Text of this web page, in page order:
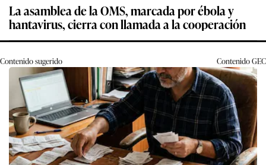
La asamblea de la OMS, marcada por ébola y
hantavirus, cierra con llamada a la cooperación
Contenido sugerido ContenidoGEC